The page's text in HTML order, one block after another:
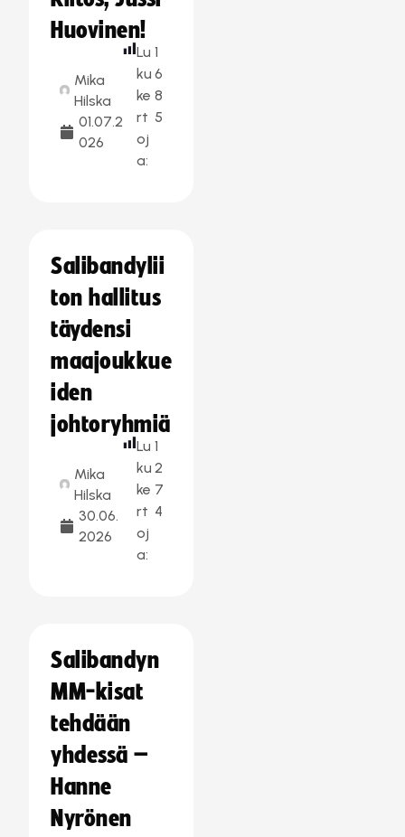
Huovinen!
Mika
Hilska
01.07.2
026
Lu
ku
ke
rt
oj
a:
1
6
8
5
Salibandylii
ton hallitus
täydensi
maajoukkue
iden
johtoryhmiä
Mika
Hilska
30.06.
2026
Lu
ku
ke
rt
oj
a:
1
2
7
4
Salibandyn
MM-kisat
tehdään
yhdessä –
Hanne
Nyrönen